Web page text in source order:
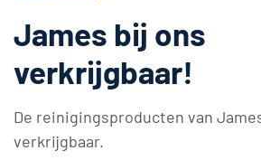
James bij ons
verkrijgbaar!
De reinigingsproducten van
verkrijgbaar.